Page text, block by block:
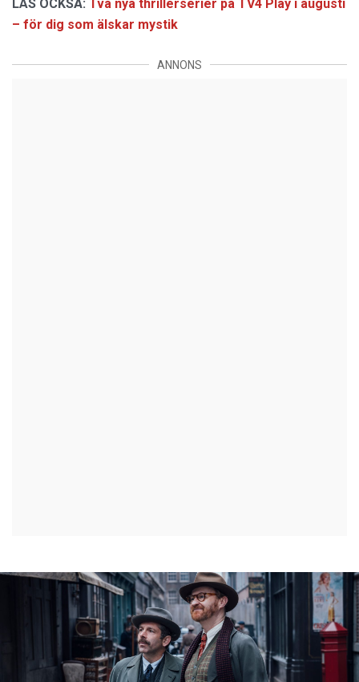
LÄS OCKSÅ: Två nya thrillerserier på TV4 Play i augusti
– för dig som älskar mystik
ANNONS